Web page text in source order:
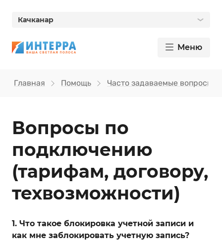
Качканар
Меню
Главная Помощь Часто задаваемые вопросы
Вопросы по
подключению
(тарифам, договору,
техвозможности)
1. Что такое блокировка учетной записи и
как мне заблокировать учетную запись?